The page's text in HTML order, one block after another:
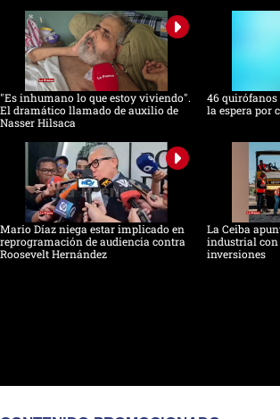
"Es inhumano lo que estoy viviendo".
El dramático llamado de auxilio de
Nasser Hilsaca
46 quirófanos
la espera por
Mario Díaz niega estar implicado en
reprogramación de audiencia contra
Roosevelt Hernández
La Ceiba
industrial
inversiones